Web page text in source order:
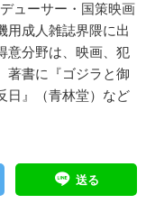
ューサー・国策映画
用成人雑誌界隈に出
意分野は、映画、犯
著書に『ゴジラと御
日』（青林堂）など
送る